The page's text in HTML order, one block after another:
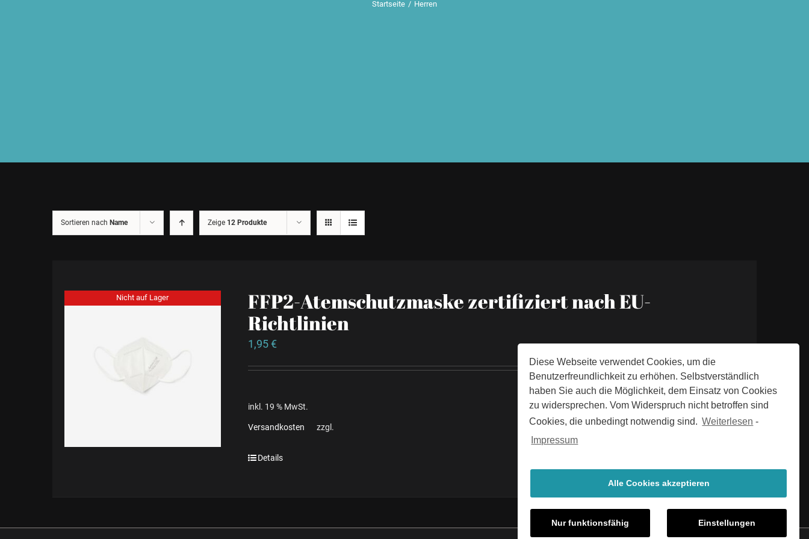
Diese Webseite verwendet Cookies, um die
Benutzerfreundlichkeit zu erhöhen. Selbstverständlich
haben Sie auch die Möglichkeit, dem Einsatz von Cookies
zu widersprechen. Vom Widerspruch nicht betroffen sind
Cookies, die unbedingt notwendig sind. Weiterlesen -
Impressum
Alle Cookies akzeptieren
Nur funktionsfähig Einstellungen
Startseite / Herren
Sortieren nach Name Zeige 12 Produkte
Nicht auf Lager
FFP2-Atemschutzmaske zertifiziert nach EU-
Richtlinien
1,95€
inkl. 19 % MwSt.
zzgl.
Versandkosten
Details